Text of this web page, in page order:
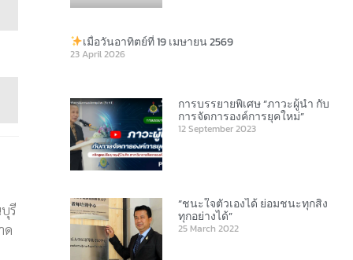
รี
ด
เมื่อวันอาทิตย์ที่ 19 เมษายน 2569
23 April 2026
การบรรยายพิเศษ “ภาวะผู้นำ กับ
การจัดการองค์การยุคใหม่”
12 September 2023
“ชนะใจตัวเองได้ ย่อมชนะทุกสิ่ง
ทุกอย่างได้”
25 March 2022